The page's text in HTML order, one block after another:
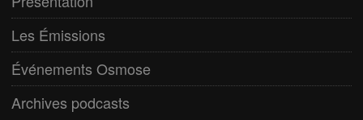
Paranormal
Pop/Rock
Rap
Les Émissions
Événements Osmose
Archives podcasts